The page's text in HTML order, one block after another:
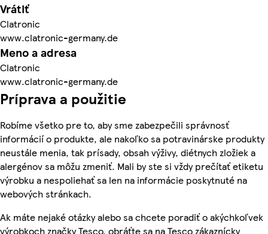
Vrátiť
Clatronic
www.clatronic-germany.de
Meno a adresa
Clatronic
www.clatronic-germany.de
Príprava a použitie
Robíme všetko pre to, aby sme zabezpečili správnosť
informácií o produkte, ale nakoľko sa potravinárske produkty
neustále menia, tak prísady, obsah výživy, diétnych zložiek a
alergénov sa môžu zmeniť. Mali by ste si vždy prečítať etiketu
výrobku a nespoliehať sa len na informácie poskytnuté na
webových stránkach.
Ak máte nejaké otázky alebo sa chcete poradiť o akýchkoľvek
výrobkoch značky Tesco, obráťte sa na Tesco zákaznícky